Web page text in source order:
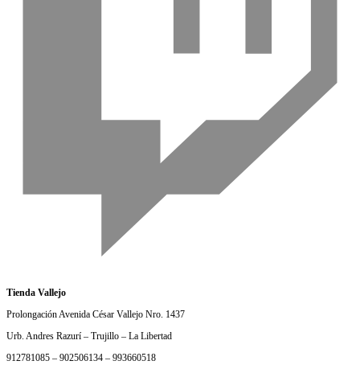
Tienda Vallejo
Prolongación Avenida César Vallejo Nro. 1437
Urb. Andres Razurí – Trujillo – La Libertad
912781085 – 902506134 – 993660518